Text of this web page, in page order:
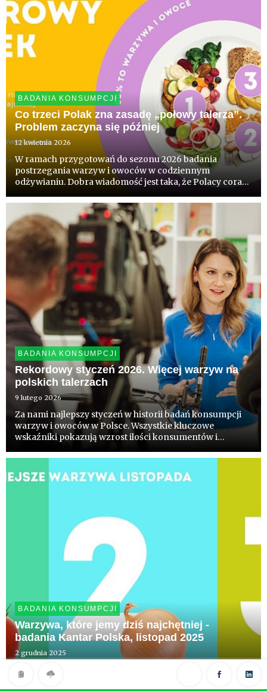
BADANIA KONSUMPCJI
Co trzeci Polak zna zasadę „połowy talerza”.
Problem zaczyna się później
12 kwietnia 2026
W ramach przygotowań do sezonu 2026 badania
postrzegania warzyw i owoców w codziennym
odżywianiu. Dobra wiadomość jest taka, że Polacy coraz
blisko 1/3 wie, że warzywa i owoce powinny stanowić
połowę tego co jemy. Badania...
BADANIA KONSUMPCJI
Rekordowy styczeń 2026. Więcej warzyw na
polskich talerzach
9 lutego 2026
Za nami najlepszy styczeń w historii badań konsumpcji
warzyw i owoców w Polsce. Wszystkie kluczowe
wskaźniki pokazują wzrost ilości konsumentów i
producentów i kreatorów polityki zdrowotnej.
BADANIA KONSUMPCJI
Warzywa, które jemy dziś najchętniej -
badania Kantar Polska, listopad 2025
2 grudnia 2025
Wśród najpopularniejszych gatunków listopada Kantar
Polska wymienia pomidory, cebulę, ogórki i paprykę. W